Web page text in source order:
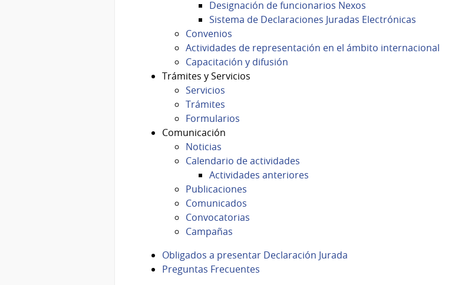
Designación de funcionarios Nexos
Sistema de Declaraciones Juradas Electrónicas
Convenios
Actividades de representación en el ámbito internacional
Capacitación y difusión
Trámites y Servicios
Servicios
Trámites
Formularios
Comunicación
Noticias
Calendario de actividades
Actividades anteriores
Publicaciones
Comunicados
Convocatorias
Campañas
Obligados a presentar Declaración Jurada
Preguntas Frecuentes